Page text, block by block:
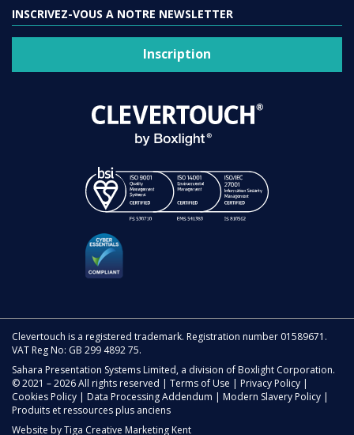
INSCRIVEZ-VOUS A NOTRE NEWSLETTER
Inscription
Clevertouch is a registered trademark. Registration number 01589671.
VAT Reg No: GB 299 4892 75.
Sahara Presentation Systems Limited, a division of Boxlight Corporation.
© 2021 – 2026 All rights reserved | Terms of Use | Privacy Policy |
Cookies Policy | Data Processing Addendum | Modern Slavery Policy |
Produits et ressources plus anciens
Website byTiga Creative Marketing Kent